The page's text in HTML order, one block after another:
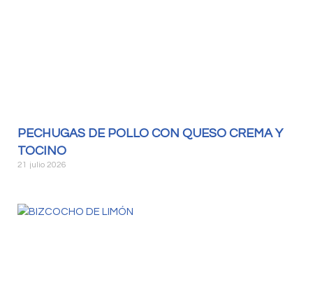
PECHUGAS DE POLLO CON QUESO CREMA Y
TOCINO
21 julio 2026